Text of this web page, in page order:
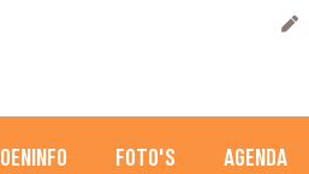
FOTO'S AGENDA